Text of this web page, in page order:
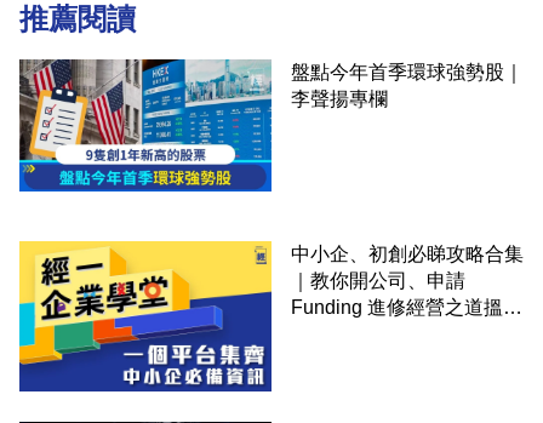
推薦閱讀
盤點今年首季環球強勢股｜
李聲揚專欄
中小企、初創必睇攻略合集
｜教你開公司、申請
Funding 進修經營之道搵大